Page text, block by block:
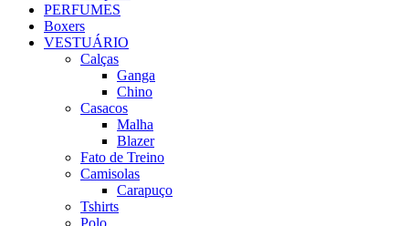
PERFUMES
Boxers
VESTUÁRIO
Calças
Ganga
Chino
Casacos
Malha
Blazer
Fato de Treino
Camisolas
Carapuço
Tshirts
Polo